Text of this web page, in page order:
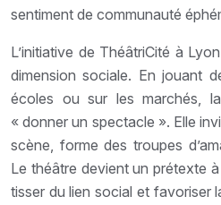
sentiment de communauté
L’initiative de ThéâtriCité à
dimension sociale. En jouant
écoles ou sur les marchés,
« donner un spectacle ». Elle
scène, forme des troupes
Le théâtre devient un prétexte
tisser du lien social et favoriser